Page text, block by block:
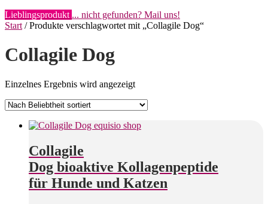
Lieblingsprodukt ... nicht gefunden? Mail uns!
Start / Produkte verschlagwortet mit „Collagile Dog“
Collagile Dog
Einzelnes Ergebnis wird angezeigt
Collagile
Dog bioaktive Kollagenpeptide
für Hunde und Katzen